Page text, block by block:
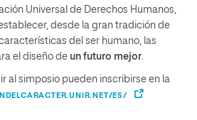
Universal de Derechos Humanos,
desde la gran tradición de
del ser humano, las
el diseño de un futuro mejor.
al simposio pueden inscribirse en la
ES/